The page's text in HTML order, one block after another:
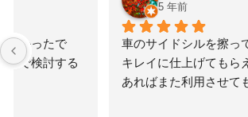
車のサイドシルを擦ってしまい修理を
キレイに仕上げてもらえたのでかなり
あればまた利用させてもらいたいと思